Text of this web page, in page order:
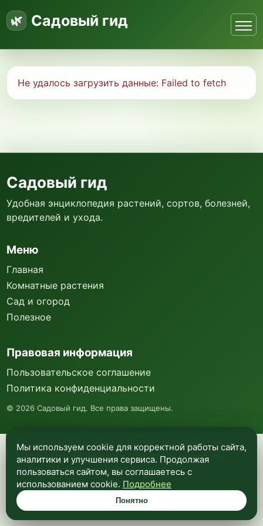
Садовый гид
Не удалось загрузить данные: Failed to fetch
Мы используем куки и Яндекс Метрику для
анализа посещаемости и улучшения работы
сайта. Подробнее —в политике
конфиденциальности.
Понятно
Садовый гид
Удобная энциклопедия растений, сортов, болезней,
вредителей и ухода.
Меню
Главная
Комнатные растения
Сад и огород
Полезное
Правовая информация
Пользовательское соглашение
Политика конфиденциальности
© 2026 Садовый гид. Все права защищены.
Мы используем cookie для корректной работы сайта,
аналитики и улучшения сервиса. Продолжая
пользоваться сайтом, вы соглашаетесь с
использованием cookie. Подробнее
Понятно